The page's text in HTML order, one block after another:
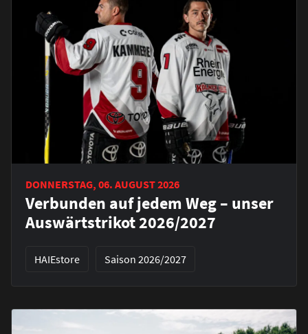
DONNERSTAG, 06. AUGUST 2026
Verbunden auf jedem Weg – unser
Auswärtstrikot 2026/2027
HAIEstore Saison 2026/2027